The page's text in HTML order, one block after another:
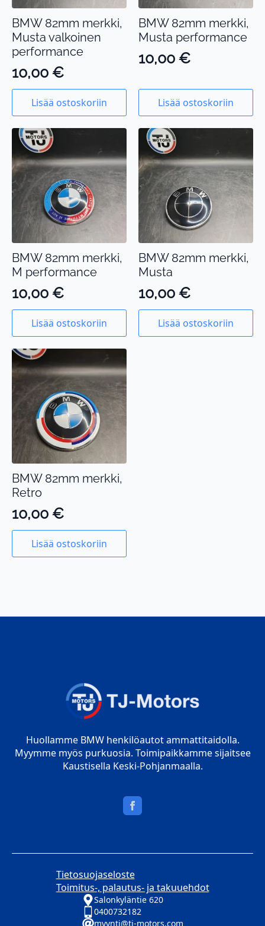
BMW 82mm merkki,
Musta valkoinen
performance
10,00 €
Lisää ostoskoriin
BMW 82mm merkki,
Musta performance
10,00 €
Lisää ostoskoriin
BMW 82mm merkki,
M performance
10,00 €
Lisää ostoskoriin
BMW 82mm merkki,
Musta
10,00 €
Lisää ostoskoriin
BMW 82mm merkki,
Retro
10,00 €
Lisää ostoskoriin
Huollamme BMW henkilöautot ammattitaidolla.
Myymme myös purkuosia. Toimipaikkamme sijaitsee
Kaustisella Keski-Pohjanmaalla.
Tietosuojaseloste
Toimitus-, palautus- ja takuuehdot
Salonkyläntie 620
0400732182
myynti@tj-motors.com